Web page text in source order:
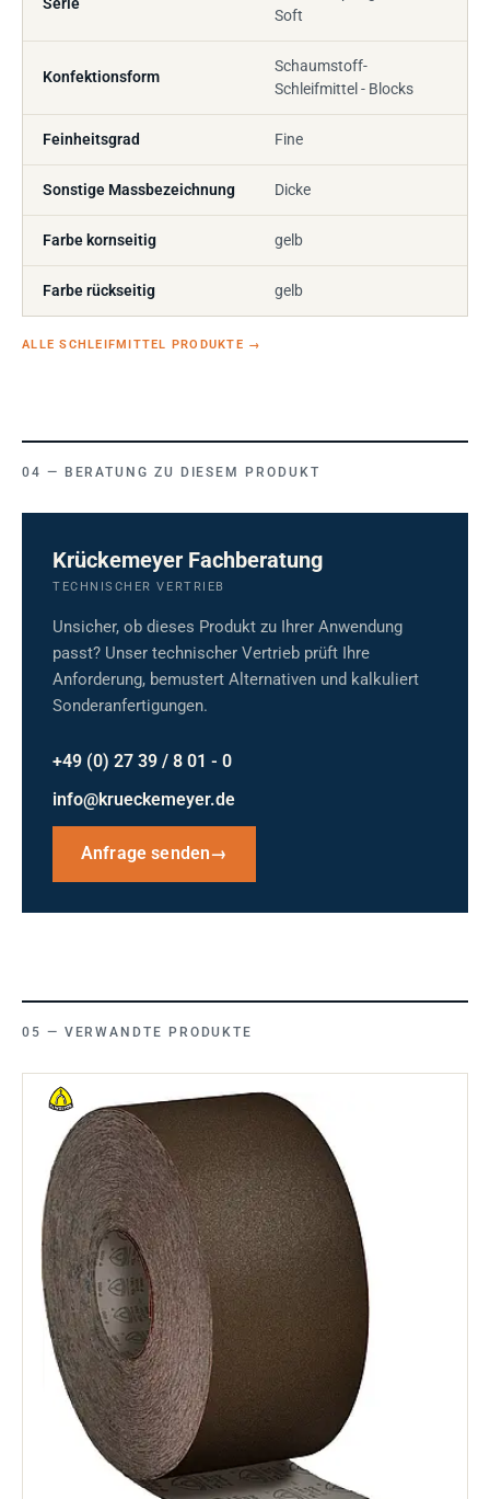
Soft
Konfektionsform
Schaumstoff-
Schleifmittel - Blocks
Feinheitsgrad Fine
Sonstige Massbezeichnung Dicke
Farbe kornseitig gelb
Farbe rückseitig gelb
ALLE SCHLEIFMITTEL PRODUKTE →
BERATUNG ZU DIESEM PRODUKT
Krückemeyer Fachberatung
TECHNISCHER VERTRIEB
Unsicher, ob dieses Produkt zu Ihrer Anwendung
passt? Unser technischer Vertrieb prüft Ihre
Anforderung, bemustert Alternativen und kalkuliert
Sonderanfertigungen.
+49 (0) 27 39 / 8 01 - 0
info@krueckemeyer.de
Anfrage senden→
VERWANDTE PRODUKTE